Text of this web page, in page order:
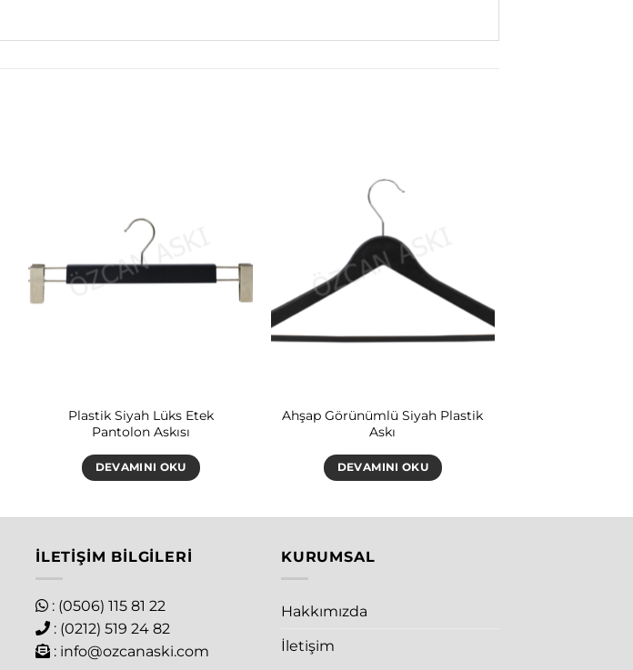
Plastik Siyah Lüks Etek
Pantolon Askısı
DEVAMINI OKU
Ahşap Görünümlü Siyah Plastik
Askı
DEVAMINI OKU
İLETIŞIM BILGILERI
: (0506) 115 81 22
: (0212) 519 24 82
: info@ozcanaski.com
KURUMSAL
Hakkımızda
İletişim